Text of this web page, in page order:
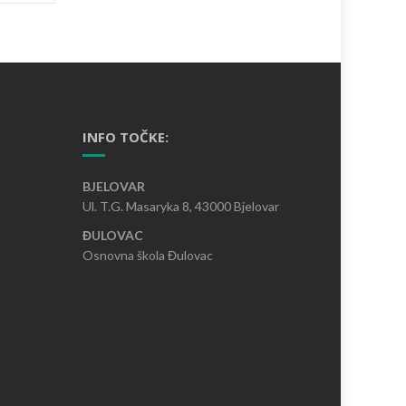
INFO TOČKE:
BJELOVAR
Ul. T.G. Masaryka 8, 43000 Bjelovar
ĐULOVAC
Osnovna škola Đulovac